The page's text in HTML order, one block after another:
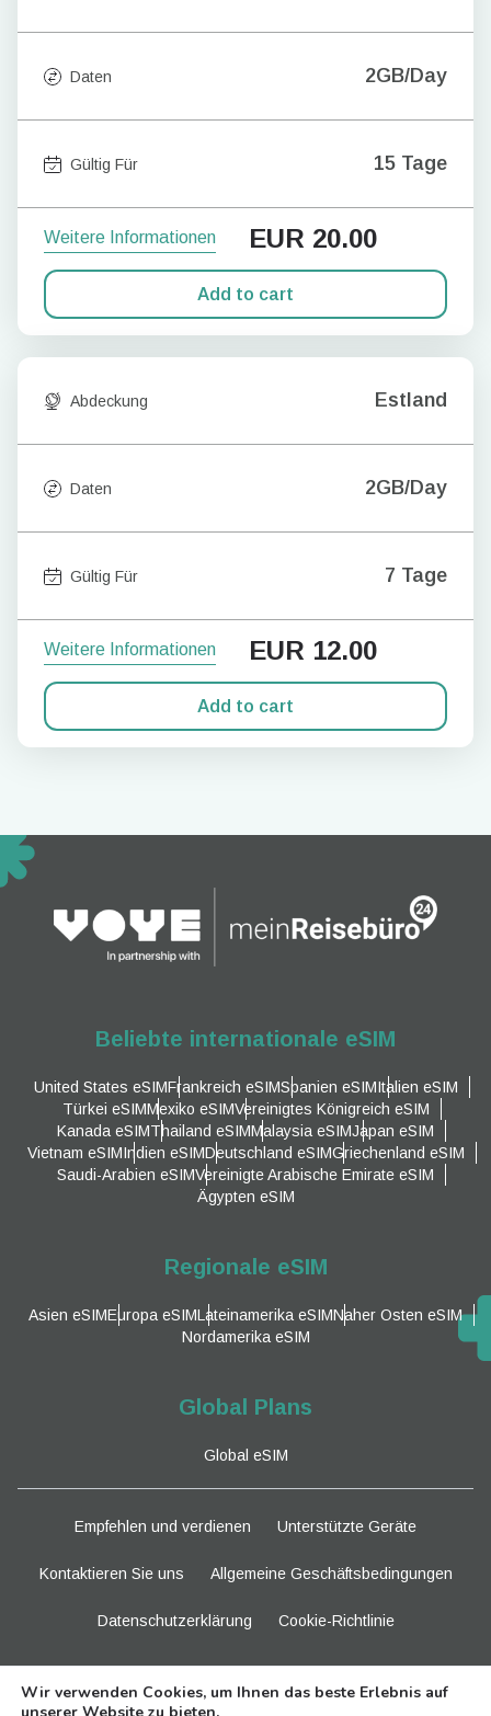
Daten 2GB/Day
Gültig Für 15 Tage
Weitere Informationen EUR 20.00
Add to cart
Abdeckung Estland
Daten 2GB/Day
Gültig Für 7 Tage
Weitere Informationen EUR 12.00
Add to cart
Beliebte internationale eSIM
United States eSIMFrankreich eSIMSpanien eSIMItalien eSIM
Türkei eSIMMexiko eSIMVereinigtes Königreich eSIM
Kanada eSIMThailand eSIMMalaysia eSIMJapan eSIM
Vietnam eSIMIndien eSIMDeutschland eSIMGriechenland eSIM
Saudi-Arabien eSIMVereinigte Arabische Emirate eSIM
Ägypten eSIM
Regionale eSIM
Asien eSIMEuropa eSIMLateinamerika eSIMNaher Osten eSIM
Nordamerika eSIM
Global Plans
Global eSIM
Empfehlen und verdienen Unterstützte Geräte
Kontaktieren Sie uns Allgemeine Geschäftsbedingungen
Datenschutzerklärung Cookie-Richtlinie
Wir verwenden Cookies, um Ihnen das beste Erlebnis auf